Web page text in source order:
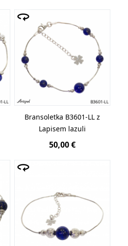
Bransoletka B3601-LL z
Lapisem lazuli
50,00 €